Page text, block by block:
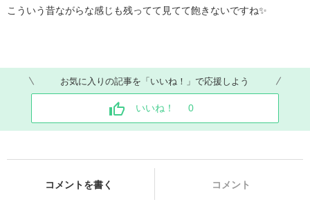
こういう昔ながらな感じも残ってて見てて飽きないですね✨
お気に入りの記事を「いいね！」で応援しよう
いいね！ 0
コメントを書く コメント